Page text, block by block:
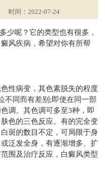
时间：2022-07-24
少呢？它的类型也有很多，
风疾病，希望对你有所帮
性病变，其色素脱失的程度
不同而有差别;即使在同一部
调。其色调可多至3种，即
色的三色反应。有的完全变
斑的数目不定，可局限于身
泛发全身，有逐渐增多、扩
围及治疗反应，白癜风类型